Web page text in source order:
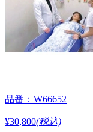
品番：W66652
¥30,800(税込)